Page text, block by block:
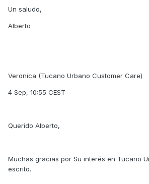
Un saludo,
Alberto
Veronica (Tucano Urbano Customer Care)
4 Sep, 10:55 CEST
Querido Alberto,
Muchas gracias por Su interés en Tucano
escrito.